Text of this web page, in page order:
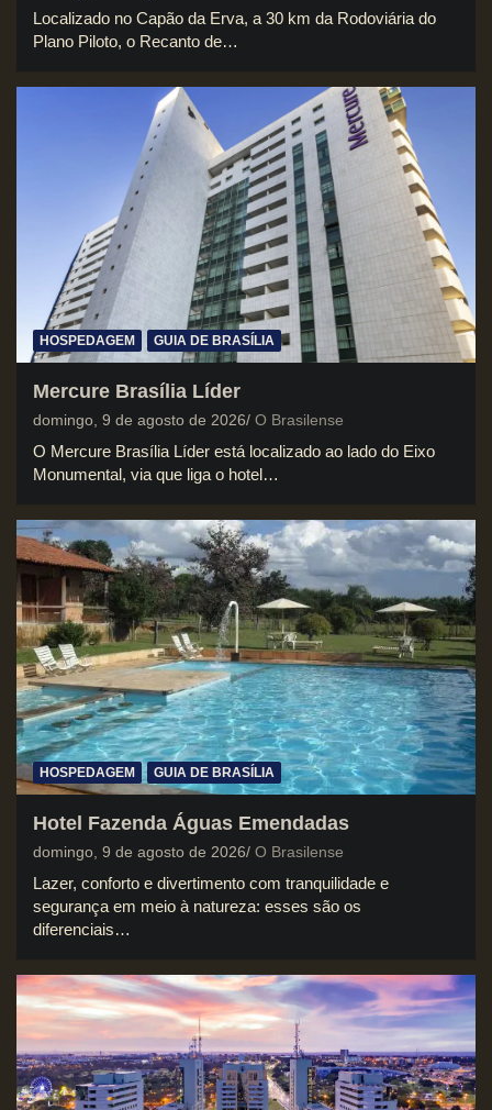
Localizado no Capão da Erva, a 30 km da Rodoviária do
Plano Piloto, o Recanto de…
HOSPEDAGEM GUIA DE BRASÍLIA
Mercure Brasília Líder
domingo, 9 de agosto de 2026 O Brasilense
O Mercure Brasília Líder está localizado ao lado do Eixo
Monumental, via que liga o hotel…
HOSPEDAGEM GUIA DE BRASÍLIA
Hotel Fazenda Águas Emendadas
domingo, 9 de agosto de 2026 O Brasilense
Lazer, conforto e divertimento com tranquilidade e
segurança em meio à natureza: esses são os
diferenciais…